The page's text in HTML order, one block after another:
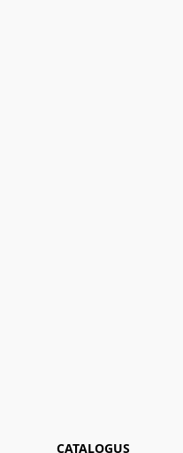
CATALOGUS